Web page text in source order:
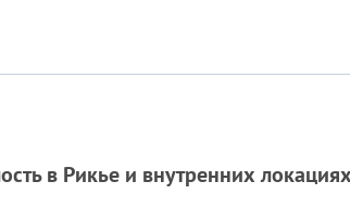
в Рикье и внутренних локациях